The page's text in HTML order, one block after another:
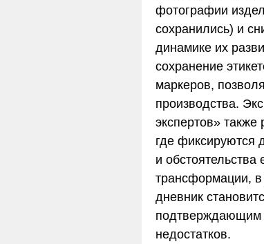
фотографии
сохранились) и
динамике их
сохранение
маркеров,
производства.
экспертов» также
где фиксируются
и
трансформации,
дневник
подтверждающим
недостатков.